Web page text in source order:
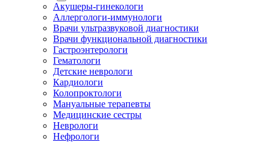
Акушеры-гинекологи
Аллергологи-иммунологи
Врачи ультразвуковой диагностики
Врачи функциональной диагностики
Гастроэнтерологи
Гематологи
Детские неврологи
Кардиологи
Колопроктологи
Мануальные терапевты
Медицинские сестры
Неврологи
Нефрологи